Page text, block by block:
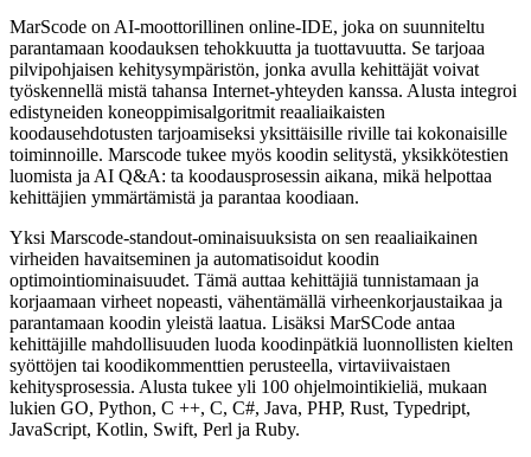
MarScode on AI-moottorillinen online-IDE, joka on suunniteltu
parantamaan koodauksen tehokkuutta ja tuottavuutta. Se tarjoaa
pilvipohjaisen kehitysympäristön, jonka avulla kehittäjät voivat
työskennellä mistä tahansa Internet-yhteyden kanssa. Alusta integroi
edistyneiden koneoppimisalgoritmit reaaliaikaisten
koodausehdotusten tarjoamiseksi yksittäisille riville tai kokonaisille
toiminnoille. Marscode tukee myös koodin selitystä, yksikkötestien
luomista ja AI Q&A: ta koodausprosessin aikana, mikä helpottaa
kehittäjien ymmärtämistä ja parantaa koodiaan.
Yksi Marscode-standout-ominaisuuksista on sen reaaliaikainen
virheiden havaitseminen ja automatisoidut koodin
optimointiominaisuudet. Tämä auttaa kehittäjiä tunnistamaan ja
korjaamaan virheet nopeasti, vähentämällä virheenkorjaustaikaa ja
parantamaan koodin yleistä laatua. Lisäksi MarSCode antaa
kehittäjille mahdollisuuden luoda koodinpätkiä luonnollisten kielten
syöttöjen tai koodikommenttien perusteella, virtaviivaistaen
kehitysprosessia. Alusta tukee yli 100 ohjelmointikieliä, mukaan
lukien GO, Python, C ++, C, C#, Java, PHP, Rust, Typedript,
JavaScript, Kotlin, Swift, Perl ja Ruby.